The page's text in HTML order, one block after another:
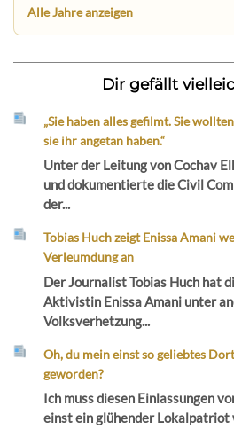
Alle Jahre anzeigen
Dir gefällt
„Sie haben alles gefilmt. Sie
sie ihr angetan haben.“
Unter der Leitung von Cochav
und dokumentierte die Civil
der...
Tobias Huch zeigt Enissa Amani
Verleumdung an
Der Journalist Tobias Huch hat
Aktivistin Enissa Amani unter
Volksverhetzung...
Oh, du mein einst so geliebtes
geworden?
Ich muss diesen Einlassungen
einst ein glühender Lokalpatriot